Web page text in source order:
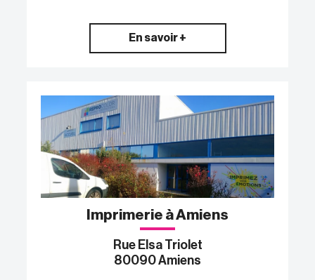
En savoir +
Imprimerie à Amiens
Rue Elsa Triolet
80090 Amiens